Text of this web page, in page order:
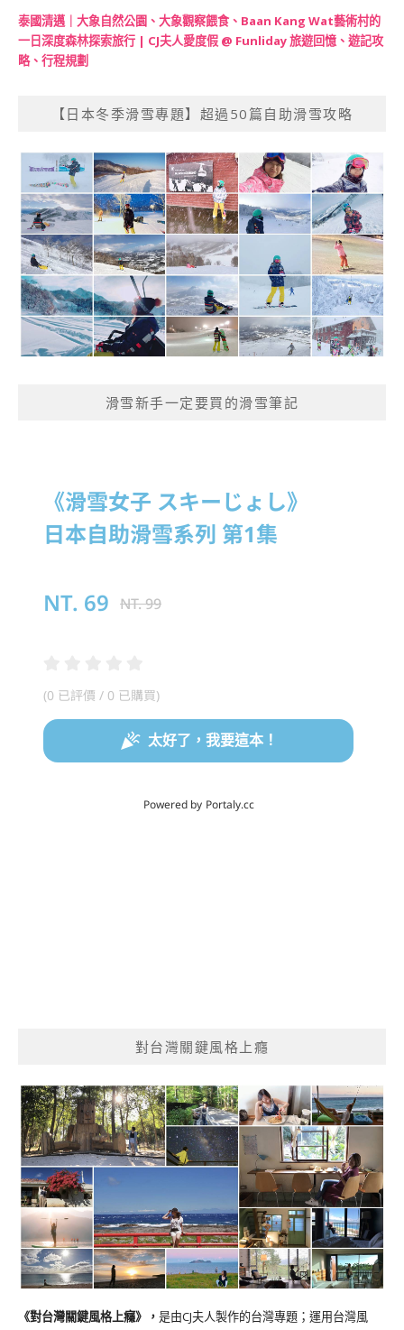
泰國清邁｜大象自然公園、大象觀察餵食、Baan Kang Wat藝術村的
一日深度森林探索旅行 | CJ夫人愛度假 @ Funliday 旅遊回憶、遊記攻
略、行程規劃
【日本冬季滑雪專題】超過50篇自助滑雪攻略
滑雪新手一定要買的滑雪筆記
對台灣關鍵風格上癮
《對台灣關鍵風格上癮》 ， 是由CJ夫人製作的台灣專題；運用台灣風